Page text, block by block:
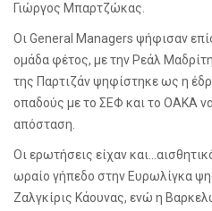
Γιώργος Μπαρτζώκας.
Οι General Managers ψήφισαν
ομάδα φέτος, με την Ρεάλ
της Παρτιζάν ψηφίστηκε ως η
οπαδούς με το ΣΕΦ και το ΟΑΚΑ
απόσταση.
Οι ερωτήσεις είχαν
ωραίο γήπεδο στην Ευρωλίγκα
Ζαλγκίρις Κάουνας, ενώ η